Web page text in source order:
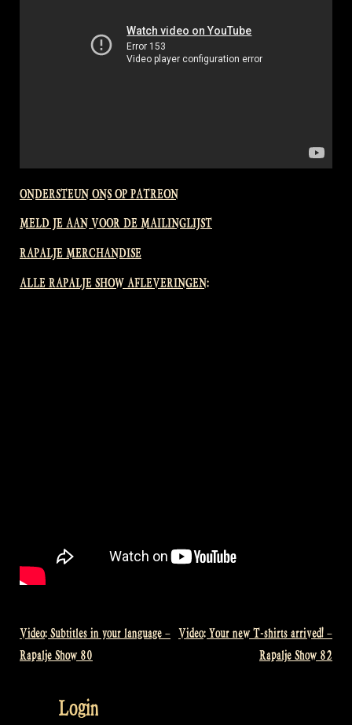
ONDERSTEUN ONS OP PATREON
MELD JE AAN VOOR DE MAILINGLIJST
RAPALJE MERCHANDISE
ALLE RAPALJE SHOW AFLEVERINGEN:
Bericht
Video: Subtitles in your language –
Rapalje Show 80
Video: Your new T-shirts arrived! –
Rapalje Show 82
Login